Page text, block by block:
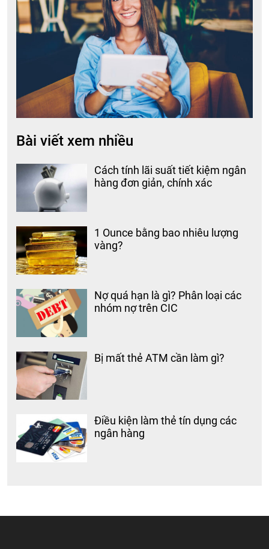
Bài viết xem nhiều
Cách tính lãi suất tiết kiệm ngân
hàng đơn giản, chính xác
1 Ounce bằng bao nhiêu lượng
vàng?
Nợ quá hạn là gì? Phân loại các
nhóm nợ trên CIC
Bị mất thẻ ATM cần làm gì?
Điều kiện làm thẻ tín dụng các
ngân hàng